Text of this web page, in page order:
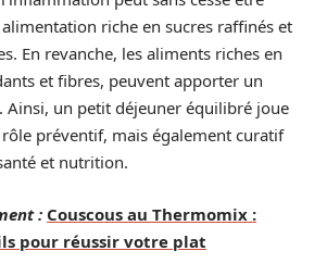
riche en sucres raffinés et
En revanche, les aliments riches en
et fibres, peuvent apporter un
Ainsi, un petit déjeuner équilibré joue
préventif, mais également curatif
et nutrition.
: Couscous au Thermomix :
pour réussir votre plat